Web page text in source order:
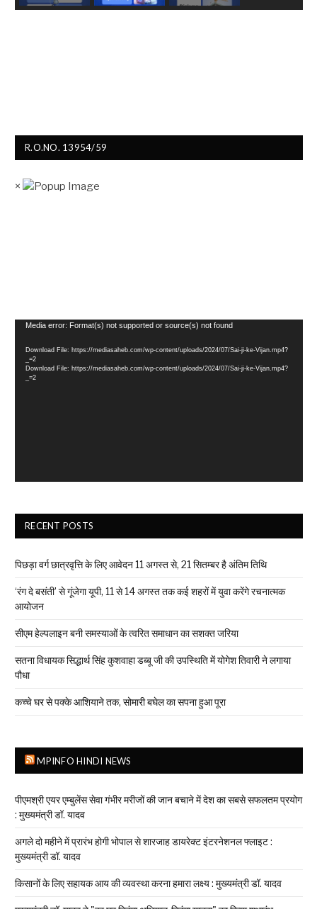
R.O.NO. 13954/59
×
Video
Media error: Format(s) not supported or source(s) not found
Download File: https://mediasaheb.com/wp-content/uploads/2024/07/Sai-ji-ke-Vijan.mp4?
_=2
Download File: https://mediasaheb.com/wp-content/uploads/2024/07/Sai-ji-ke-Vijan.mp4?
_=2
RECENT POSTS
पिछड़ा वर्ग छात्रवृत्ति के लिए आवेदन 11 अगस्त से, 21 सितम्बर है अंतिम तिथि
‘रंग दे बसंती’ से गूंजेगा यूपी, 11 से 14 अगस्त तक कई शहरों में युवा करेंगे रचनात्मक
आयोजन
सीएम हेल्पलाइन बनी समस्याओं के त्वरित समाधान का सशक्त जरिया
सतना विधायक सिद्धार्थ सिंह कुशवाहा डब्बू जी की उपस्थिति में योगेश तिवारी ने लगाया
पौधा
कच्चे घर से पक्के आशियाने तक, सोमारी बघेल का सपना हुआ पूरा
MPINFO HINDI NEWS
पीएमश्री एयर एम्बुलेंस सेवा गंभीर मरीजों की जान बचाने में देश का सबसे सफलतम प्रयोग
: मुख्यमंत्री डॉ. यादव
अगले दो महीने में प्रारंभ होगी भोपाल से शारजाह डायरेक्ट इंटरनेशनल फ्लाइट :
मुख्यमंत्री डॉ. यादव
किसानों के लिए सहायक आय की व्यवस्था करना हमारा लक्ष्य : मुख्यमंत्री डॉ. यादव